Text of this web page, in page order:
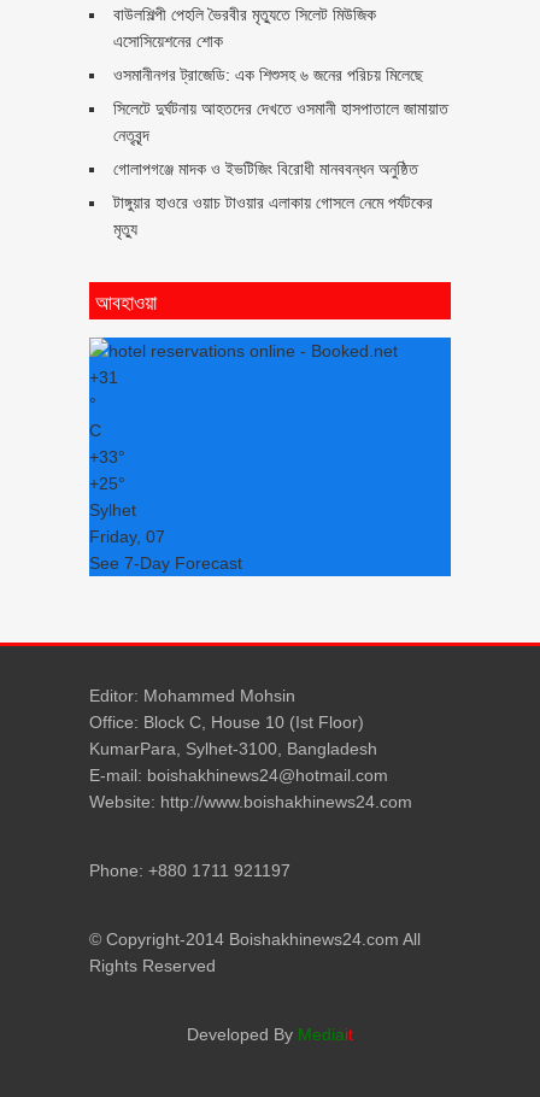
বাউলশিল্পী পেহলি ভৈরবীর মৃত্যুতে সিলেট মিউজিক
এসোসিয়েশনের শোক
ওসমানীনগর ট্রাজেডি: এক শিশুসহ ৬ জনের পরিচয় মিলেছে
সিলেটে দুর্ঘটনায় আহতদের দেখতে ওসমানী হাসপাতালে জামায়াত
নেতৃবৃন্দ
গোলাপগঞ্জে মাদক ও ইভটিজিং বিরোধী মানববন্ধন অনুষ্ঠিত
টাঙ্গুয়ার হাওরে ওয়াচ টাওয়ার এলাকায় গোসলে নেমে পর্যটকের
মৃত্যু
আবহাওয়া
+31
°
C
+33°
+25°
Sylhet
Friday, 07
See 7-Day Forecast
Editor: Mohammed Mohsin
Office: Block C, House 10 (Ist Floor)
KumarPara, Sylhet-3100, Bangladesh
E-mail: boishakhinews24@hotmail.com
Website: http://www.boishakhinews24.com
Phone: +880 1711 921197
© Copyright-2014 Boishakhinews24.com All
Rights Reserved
Developed By Mediait